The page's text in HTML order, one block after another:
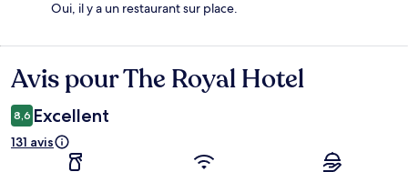
Oui, il y a un restaurant sur place.
Avis
Avis pour The Royal Hotel
8,6 Excellent
131 avis